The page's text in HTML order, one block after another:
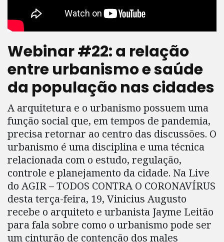
Webinar #22: a relação
entre urbanismo e saúde
da população nas cidades
A arquitetura e o urbanismo possuem uma
função social que, em tempos de pandemia,
precisa retornar ao centro das discussões. O
urbanismo é uma disciplina e uma técnica
relacionada com o estudo, regulação,
controle e planejamento da cidade. Na Live
do AGIR – TODOS CONTRA O CORONAVÍRUS
desta terça-feira, 19, Vinicius Augusto
recebe o arquiteto e urbanista Jayme Leitão
para fala sobre como o urbanismo pode ser
um cinturão de contenção dos males